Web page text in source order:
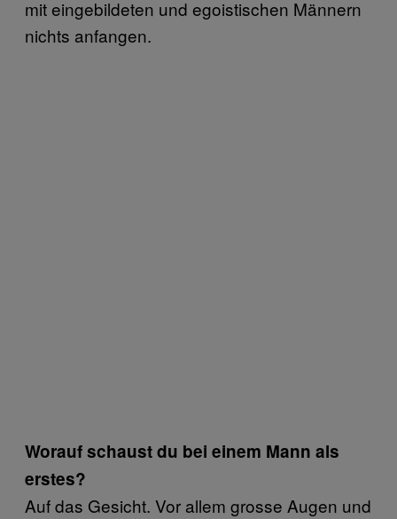
mit eingebildeten und egoistischen Männern
nichts anfangen.
Worauf schaust du bei einem Mann als
erstes?
Auf das Gesicht. Vor allem grosse Augen und